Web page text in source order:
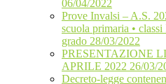
06/04/2022
Prove Invalsi – A.S.
scuola primaria •
grado 28/03/2022
PRESENTAZIONE
APRILE 2022 26/03/
Decreto-legge